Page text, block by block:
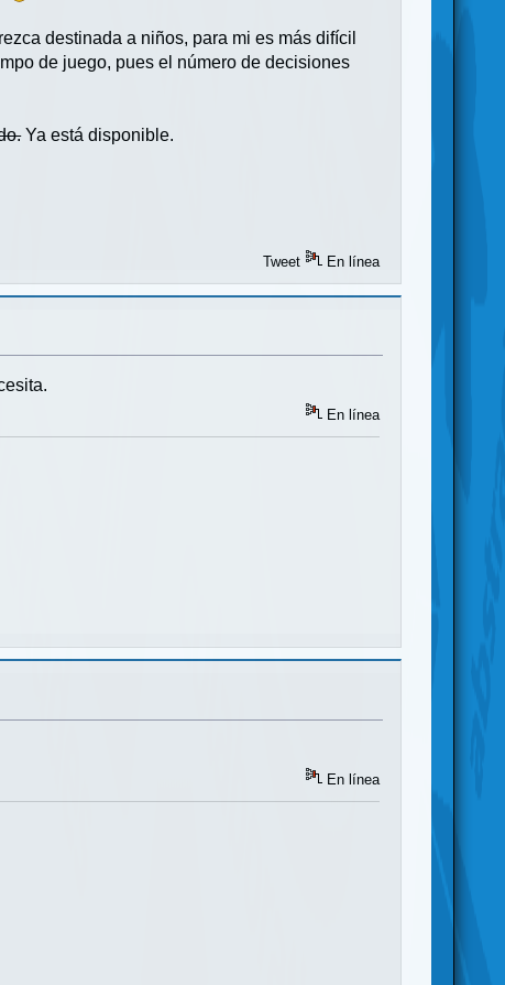
destinada a niños, para mi es más difícil
de juego, pues el número de decisiones
Ya está disponible.
Tweet En línea
En línea
En línea